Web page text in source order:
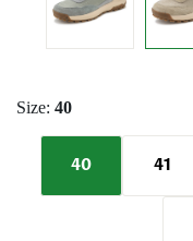
Size: 40
40 41